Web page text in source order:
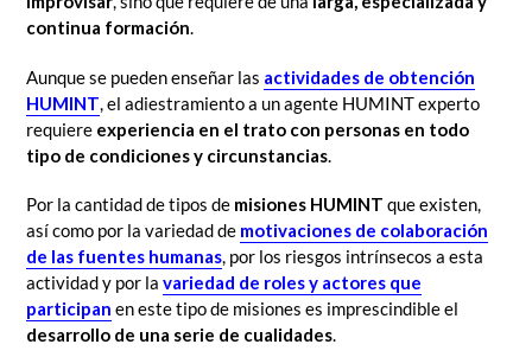
continua formación.
Aunque se pueden enseñar las actividades de obtención
HUMINT, el adiestramiento a un agente HUMINT experto
requiere experiencia en el trato con personas en todo
tipo de condiciones y circunstancias.
Por la cantidad de tipos de misiones HUMINT que existen,
así como por la variedad de motivaciones de colaboración
de las fuentes humanas, por los riesgos intrínsecos a esta
actividad y por la variedad de roles y actores que
participan en este tipo de misiones es imprescindible el
desarrollo de una serie de cualidades.